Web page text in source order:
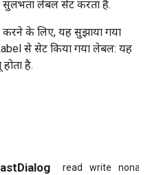
सुलभता लेबल सेट करता है.
के लिए, यह सुझाया गया
से सेट किया गया लेबल: यह
है.
read write